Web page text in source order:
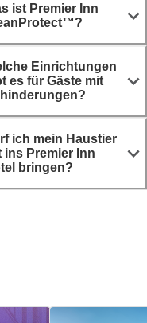
ist Premier Inn
Einrichtungen
es für Gäste mit
ich mein Haustier
ins Premier Inn
bringen?